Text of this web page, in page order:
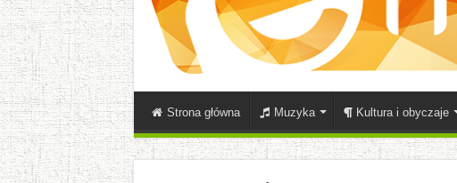
Strona główna Muzyka Kultura i obyczaje